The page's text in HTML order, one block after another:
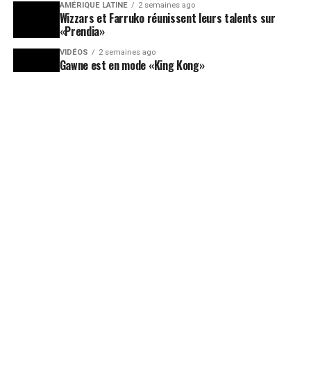
AMÉRIQUE LATINE 2 semaines ago
Wizzars et Farruko réunissent leurs talents sur
«Prendia»
VIDÉOS 2 semaines ago
Gawne est en mode «King Kong»